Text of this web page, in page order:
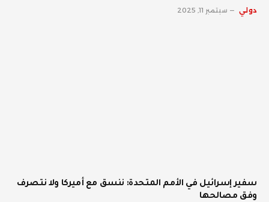
دولي سبتمبر 11, 2025
سفير إسرائيل في الأمم المتحدة: ننسق مع أميركا ولا نتصرف
وفق مصالحها